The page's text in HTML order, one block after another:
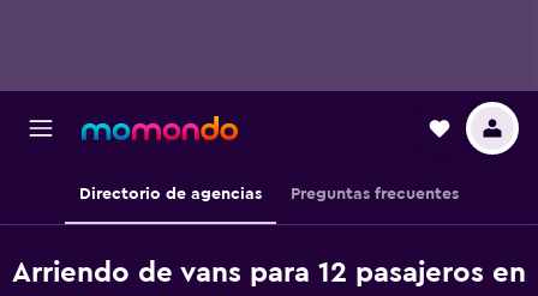
Directorio de agencias Preguntas frecuentes
Arriendo de vans para 12 pasajeros en